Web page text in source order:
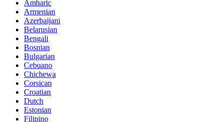
Amharic
Armenian
Azerbaijani
Belarusian
Bengali
Bosnian
Bulgarian
Cebuano
Chichewa
Corsican
Croatian
Dutch
Estonian
Filipino